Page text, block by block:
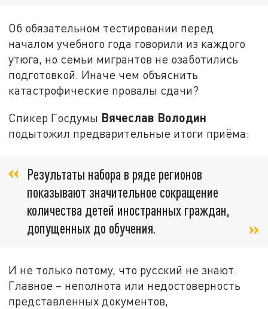
Об обязательном тестировании перед
началом учебного года говорили из каждого
утюга, но семьи мигрантов не озаботились
подготовкой. Иначе чем объяснить
катастрофические провалы сдачи?
Спикер Госдумы Вячеслав Володин
подытожил предварительные итоги приёма:
Результаты набора в ряде регионов
показывают значительное сокращение
количества детей иностранных граждан,
допущенных до обучения.
И не только потому, что русский не знают.
Главное – неполнота или недостоверность
представленных документов,